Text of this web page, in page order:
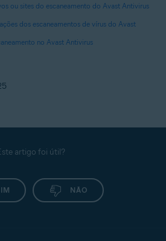
ou sites do escaneamento do Avast Antivirus
dos escaneamentos de vírus do Avast
no Avast Antivirus
artigo foi útil?
NÃO